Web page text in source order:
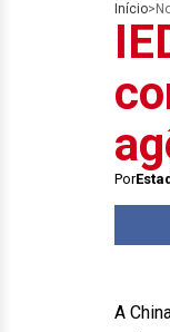
Início>
Por
A